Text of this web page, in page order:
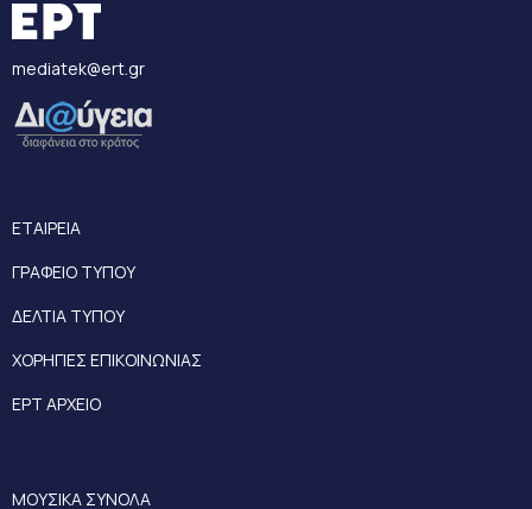
mediatek@ert.gr
ΕΤΑΙΡΕΙΑ
ΓΡΑΦΕΙΟ ΤΥΠΟΥ
ΔΕΛΤΙΑ ΤΥΠΟΥ
ΧΟΡΗΓΙΕΣ ΕΠΙΚΟΙΝΩΝΙΑΣ
ΕΡΤ ΑΡΧΕΙΟ
ΜΟΥΣΙΚΑ ΣΥΝΟΛΑ